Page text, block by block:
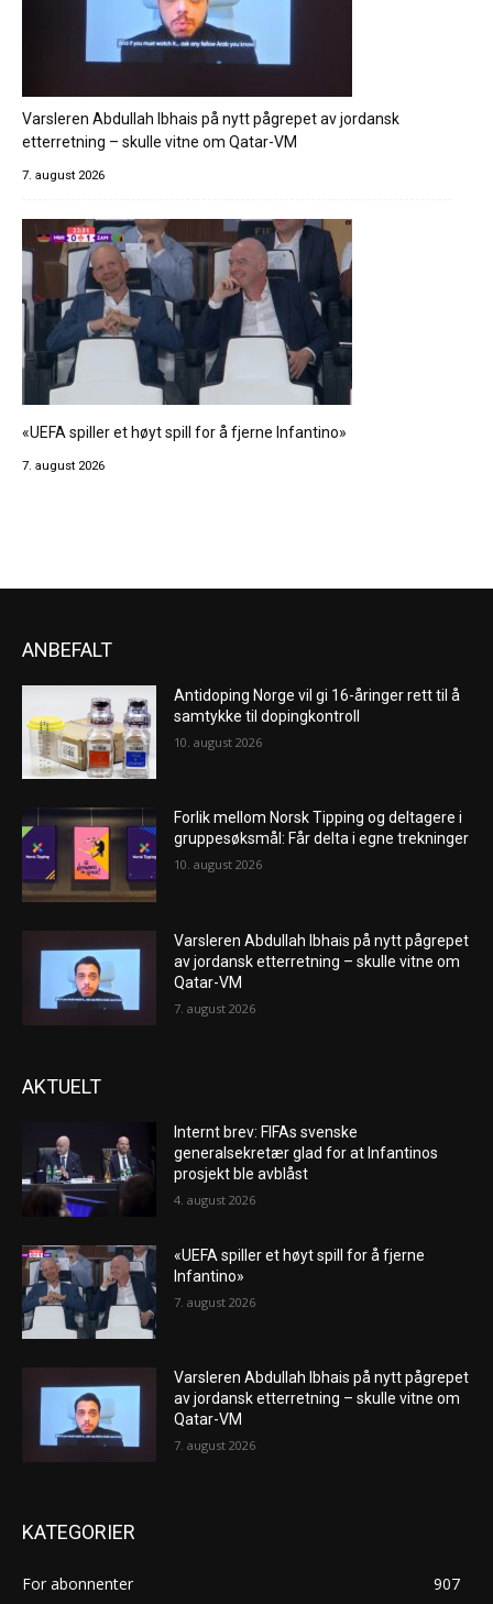
Varsleren Abdullah Ibhais på nytt pågrepet av jordansk
etterretning – skulle vitne om Qatar-VM
7. august 2026
«UEFA spiller et høyt spill for å fjerne Infantino»
7. august 2026
ANBEFALT
Antidoping Norge vil gi 16-åringer rett til å
samtykke til dopingkontroll
10. august 2026
Forlik mellom Norsk Tipping og deltagere i
gruppesøksmål: Får delta i egne trekninger
10. august 2026
Varsleren Abdullah Ibhais på nytt pågrepet
av jordansk etterretning – skulle vitne om
Qatar-VM
7. august 2026
AKTUELT
Internt brev: FIFAs svenske
generalsekretær glad for at Infantinos
prosjekt ble avblåst
4. august 2026
«UEFA spiller et høyt spill for å fjerne
Infantino»
7. august 2026
Varsleren Abdullah Ibhais på nytt pågrepet
av jordansk etterretning – skulle vitne om
Qatar-VM
7. august 2026
KATEGORIER
For abonnenter
907